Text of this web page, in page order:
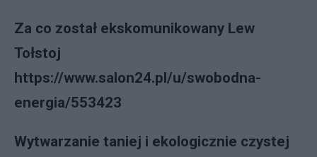
Za co został ekskomunikowany Lew
Tołstoj
https://www.salon24.pl/u/swobodna-
energia/553423
Wytwarzanie taniej i ekologicznie czystej